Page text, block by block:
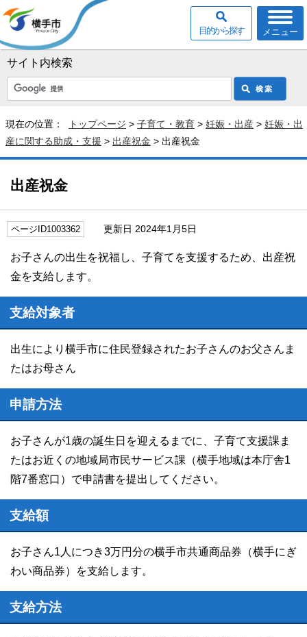
サイト内検索
メニュー
目的から探す
現在の位置： トップページ > 子育て・教育 > 妊娠・出産 > 妊娠・出
産に関する助成・支援 > 出産祝金 > 出産祝金
出産祝金
ページID1003362 更新日 2024年1月5日
お子さんの出生を祝福し、子育てを支援するため、出産祝
金を支給します。
支給対象者
出生により横手市に住民登録されたお子さんのお父さんま
たはお母さん
申請方法
お子さんが1歳の誕生日を迎えるまでに、子育て支援課ま
たはお近くの地域局市民サービス課（横手地域は本庁舎1
階7番窓口）で申請書を提出してください。
支給額
お子さん1人につき3万円分の横手市共通商品券（横手にぎ
わい商品券）を支給します。
支給方法